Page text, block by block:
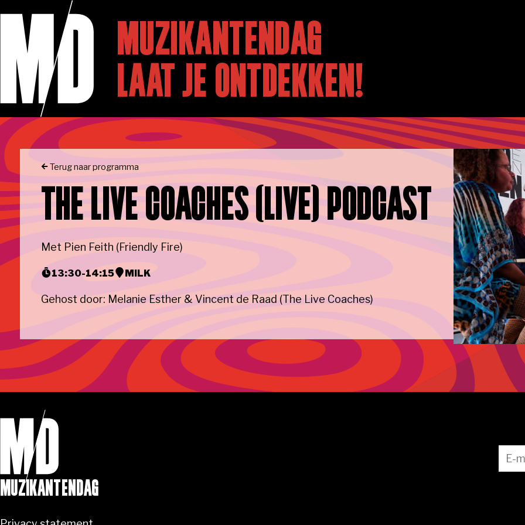
Skip to main content
Naar homepage
MUZIKANTENDAG
LAAT JE ONTDEKKEN!
HOME
PROGRAMMA
OVER ONS
Terug naar programma
THE LIVE COACHES (LIVE) PODCAST
Met Pien Feith (Friendly Fire)
13:30-14:15 MILK
Gehost door: Melanie Esther & Vincent de Raad (The Live Coaches)
MUZIKANTENDAG